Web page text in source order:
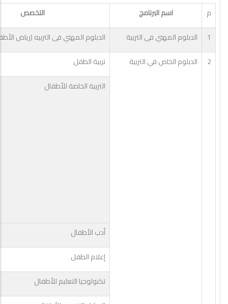
م اسم البرنامج
التخصص
1
الدبلوم المهني فى التربية
الدبلوم المهني فى التربيه (رياض
2
الدبلوم الخاص في التربية
تربية الطفل
التربية الخاصة للأطفال
أدب الأطفال
إعلام الطفل
تكنولوجيا التعليم للأطفال